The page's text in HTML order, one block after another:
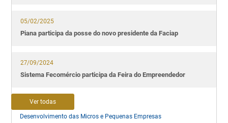
05/02/2025
Piana participa da posse do novo presidente da Faciap
27/09/2024
Sistema Fecomércio participa da Feira do Empreendedor
Ver todas
Desenvolvimento das Micros e Pequenas Empresas